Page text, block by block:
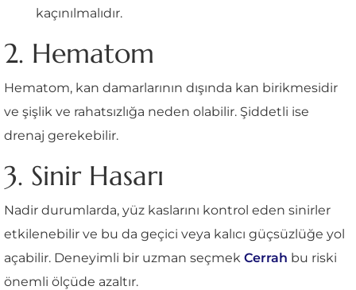
kaçınılmalıdır.
2. Hematom
Hematom, kan damarlarının dışında kan birikmesidir
ve şişlik ve rahatsızlığa neden olabilir. Şiddetli ise
drenaj gerekebilir.
3. Sinir Hasarı
Nadir durumlarda, yüz kaslarını kontrol eden sinirler
etkilenebilir ve bu da geçici veya kalıcı güçsüzlüğe yol
açabilir. Deneyimli bir uzman seçmek Cerrah bu riski
önemli ölçüde azaltır.